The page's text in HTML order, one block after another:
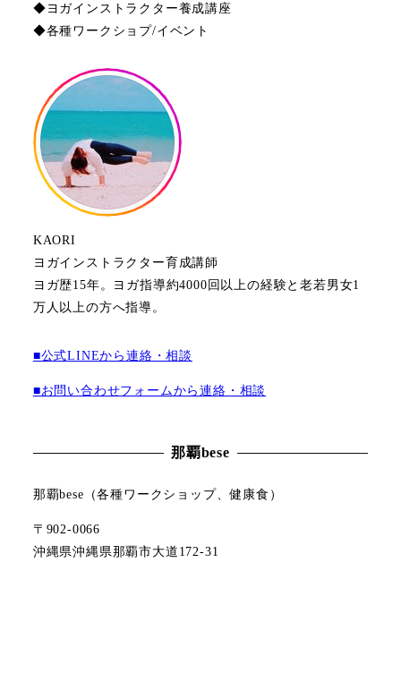
◆ヨガインストラクター養成講座
◆各種ワークショプ/イベント
KAORI
ヨガインストラクター育成講師
ヨガ歴15年。ヨガ指導約4000回以上の経験と老若男女1
万人以上の方へ指導。
■公式LINEから連絡・相談
■お問い合わせフォームから連絡・相談
那覇bese
那覇bese（各種ワークショップ、健康食）
〒902-0066
沖縄県沖縄県那覇市大道172-31